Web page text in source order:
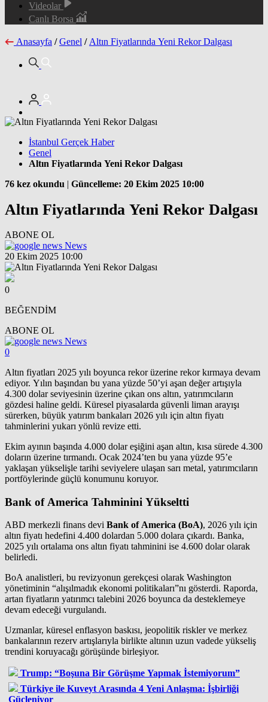
Videolar
Canlı Borsa
Anasayfa / Genel / Altın Fiyatlarında Yeni Rekor Dalgası
İstanbul Gerçek Haber
Genel
Altın Fiyatlarında Yeni Rekor Dalgası
76 kez okundu | Güncelleme: 20 Ekim 2025 10:00
Altın Fiyatlarında Yeni Rekor Dalgası
ABONE OL
News
20 Ekim 2025 10:00
0
BEĞENDİM
ABONE OL
News
0
Altın fiyatları 2025 yılı boyunca rekor üzerine rekor kırmaya devam
ediyor. Yılın başından bu yana yüzde 50’yi aşan değer artışıyla
4.300 dolar seviyesinin üzerine çıkan ons altın, yatırımcıların
gözdesi haline geldi. Küresel piyasalarda güvenli liman arayışı
sürerken, büyük yatırım bankaları 2026 yılı için altın fiyatı
tahminlerini yukarı yönlü revize etti.
Ekim ayının başında 4.000 dolar eşiğini aşan altın, kısa sürede 4.300
doların üzerine tırmandı. Ocak 2024’ten bu yana yüzde 95’e
yaklaşan yükselişle tarihi seviyelere ulaşan sarı metal, yatırımcıların
portföylerinde güçlü konumunu koruyor.
Bank of America Tahminini Yükseltti
ABD merkezli finans devi Bank of America (BoA), 2026 yılı için
altın fiyatı hedefini 4.400 dolardan 5.000 dolara çıkardı. Banka,
2025 yılı ortalama ons altın fiyatı tahminini ise 4.600 dolar olarak
belirledi.
BoA analistleri, bu revizyonun gerekçesi olarak Washington
yönetiminin “alışılmadık ekonomi politikaları”nı gösterdi. Raporda,
artan fiyatların yatırımcı talebini 2026 boyunca da desteklemeye
devam edeceği vurgulandı.
Uzmanlar, küresel enflasyon baskısı, jeopolitik riskler ve merkez
bankalarının rezerv artışlarıyla birlikte altının uzun vadede yükseliş
trendini koruyacağı görüşünde birleşiyor.
Trump: “Boşuna Bir Görüşme Yapmak İstemiyorum”
Türkiye ile Kuveyt Arasında 4 Yeni Anlaşma: İşbirliği
Güçleniyor